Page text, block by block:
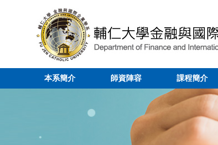
本系簡介 師資陣容 課程簡介